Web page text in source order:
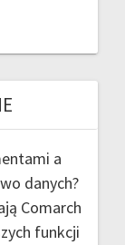
a
danych?
Comarch
funkcji